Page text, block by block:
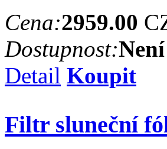
Cena:2959.00
Dostupnost:
Detail Koupit
Filtr sluneční